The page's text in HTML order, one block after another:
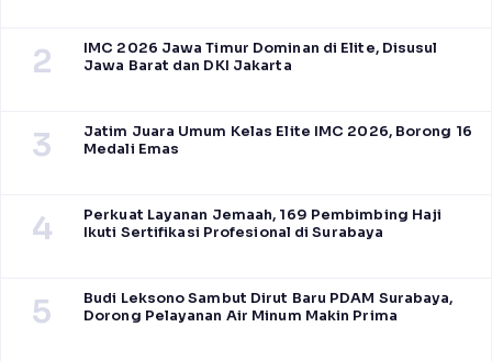
2
IMC 2026 Jawa Timur Dominan di Elite, Disusul
Jawa Barat dan DKI Jakarta
3
Jatim Juara Umum Kelas Elite IMC 2026, Borong 16
Medali Emas
4
Perkuat Layanan Jemaah, 169 Pembimbing Haji
Ikuti Sertifikasi Profesional di Surabaya
5
Budi Leksono Sambut Dirut Baru PDAM Surabaya,
Dorong Pelayanan Air Minum Makin Prima